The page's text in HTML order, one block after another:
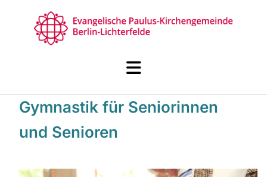
Gymnastik für Seniorinnen
und Senioren